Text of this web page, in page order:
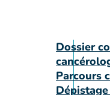
Dossier
Parcours